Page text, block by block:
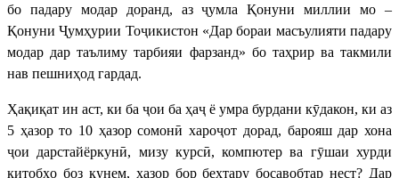
бо падару модар доранд, аз ҷумла Қонуни миллии мо –
Қонуни Ҷумҳурии Тоҷикистон «Дар бораи масъулияти падару
модар дар таълиму тарбияи фарзанд» бо таҳрир ва такмили
нав пешниҳод гардад.
Ҳақиқат ин аст, ки ба ҷои ба ҳаҷ ё умра бурдани кӯдакон, ки аз
5 ҳазор то 10 ҳазор сомонӣ хароҷот дорад, барояш дар хона
ҷои дарстайёркунӣ, мизу курсӣ, компютер ва гӯшаи хурди
китобҳо боз кунем, ҳазор бор беҳтару босавобтар нест? Дар